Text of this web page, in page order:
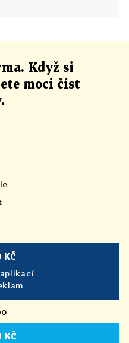
Když si
moci číst
.
KČ
KČ